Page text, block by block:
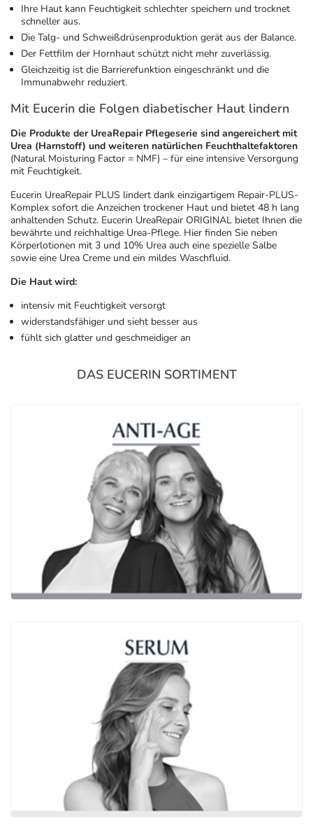
Ihre Haut kann Feuchtigkeit schlechter speichern und trocknet
schneller aus.
Die Talg- und Schweißdrüsenproduktion gerät aus der Balance.
Der Fettfilm der Hornhaut schützt nicht mehr zuverlässig.
Gleichzeitig ist die Barrierefunktion eingeschränkt und die
Immunabwehr reduziert.
Mit Eucerin die Folgen diabetischer Haut lindern
Die Produkte der UreaRepair Pflegeserie sind angereichert mit
Urea (Harnstoff) und weiteren natürlichen Feuchthaltefaktoren
(Natural Moisturing Factor = NMF) – für eine intensive Versorgung
mit Feuchtigkeit.
Eucerin UreaRepair PLUS lindert dank einzigartigem Repair-PLUS-
Komplex sofort die Anzeichen trockener Haut und bietet 48 h lang
anhaltenden Schutz. Eucerin UreaRepair ORIGINAL bietet Ihnen die
bewährte und reichhaltige Urea-Pflege. Hier finden Sie neben
Körperlotionen mit 3 und 10% Urea auch eine spezielle Salbe
sowie eine Urea Creme und ein mildes Waschfluid.
Die Haut wird:
intensiv mit Feuchtigkeit versorgt
widerstandsfähiger und sieht besser aus
fühlt sich glatter und geschmeidiger an
DAS EUCERIN SORTIMENT